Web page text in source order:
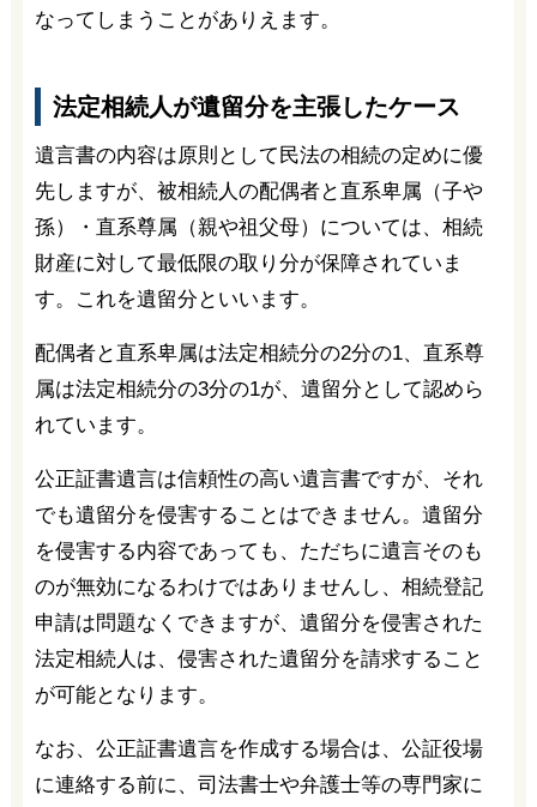
なってしまうことがありえます。
法定相続人が遺留分を主張したケース
遺言書の内容は原則として民法の相続の定めに優
先しますが、被相続人の配偶者と直系卑属（子や
孫）・直系尊属（親や祖父母）については、相続
財産に対して最低限の取り分が保障されていま
す。これを遺留分といいます。
配偶者と直系卑属は法定相続分の2分の1、直系尊
属は法定相続分の3分の1が、遺留分として認めら
れています。
公正証書遺言は信頼性の高い遺言書ですが、それ
でも遺留分を侵害することはできません。遺留分
を侵害する内容であっても、ただちに遺言そのも
のが無効になるわけではありませんし、相続登記
申請は問題なくできますが、遺留分を侵害された
法定相続人は、侵害された遺留分を請求すること
が可能となります。
なお、公正証書遺言を作成する場合は、公証役場
に連絡する前に、司法書士や弁護士等の専門家に